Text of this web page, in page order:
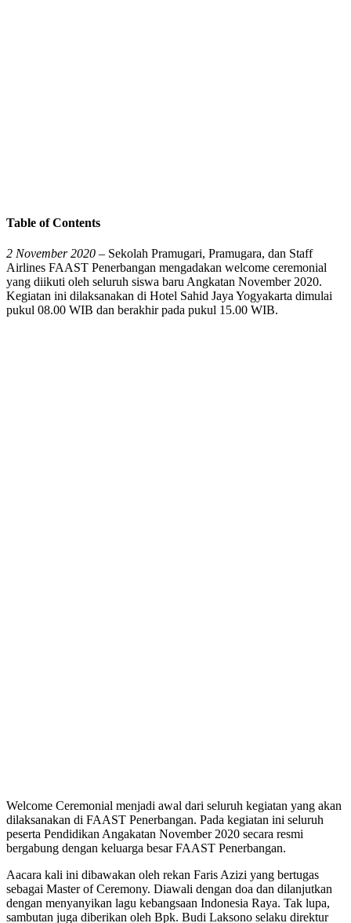
Table of Contents
2 November 2020 – Sekolah Pramugari, Pramugara, dan Staff
Airlines FAAST Penerbangan mengadakan welcome ceremonial
yang diikuti oleh seluruh siswa baru Angkatan November 2020.
Kegiatan ini dilaksanakan di Hotel Sahid Jaya Yogyakarta dimulai
pukul 08.00 WIB dan berakhir pada pukul 15.00 WIB.
Welcome Ceremonial menjadi awal dari seluruh kegiatan yang akan
dilaksanakan di FAAST Penerbangan. Pada kegiatan ini seluruh
peserta Pendidikan Angakatan November 2020 secara resmi
bergabung dengan keluarga besar FAAST Penerbangan.
Aacara kali ini dibawakan oleh rekan Faris Azizi yang bertugas
sebagai Master of Ceremony. Diawali dengan doa dan dilanjutkan
dengan menyanyikan lagu kebangsaan Indonesia Raya. Tak lupa,
sambutan juga diberikan oleh Bpk. Budi Laksono selaku direktur